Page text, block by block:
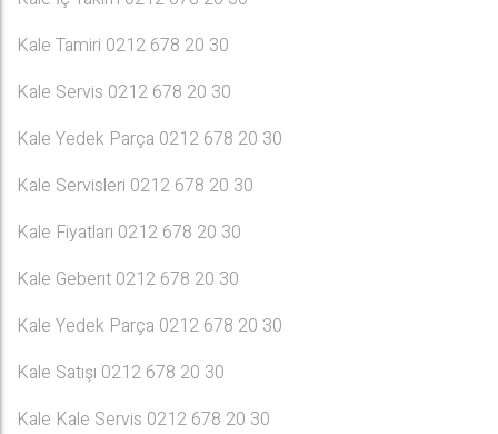
Kale Tamiri 0212 678 20 30
Kale Servis 0212 678 20 30
Kale Yedek Parça 0212 678 20 30
Kale Servisleri 0212 678 20 30
Kale Fiyatları 0212 678 20 30
Kale Geberıt 0212 678 20 30
Kale Yedek Parça 0212 678 20 30
Kale Satışı 0212 678 20 30
Kale Kale Servis 0212 678 20 30